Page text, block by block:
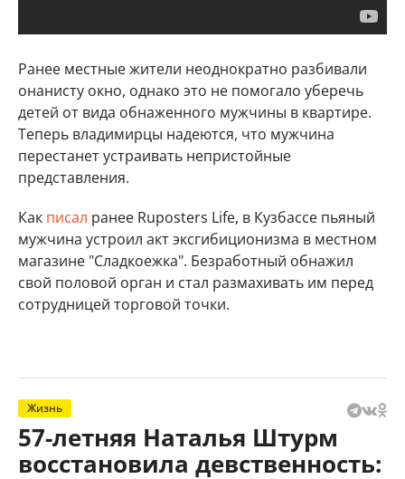
Ранее местные жители неоднократно разбивали
онанисту окно, однако это не помогало уберечь
детей от вида обнаженного мужчины в квартире.
Теперь владимирцы надеются, что мужчина
перестанет устраивать непристойные
представления.
Как писал ранее Ruposters Life, в Кузбассе пьяный
мужчина устроил акт эксгибиционизма в местном
магазине "Сладкоежка". Безработный обнажил
свой половой орган и стал размахивать им перед
сотрудницей торговой точки.
Жизнь
57-летняя Наталья Штурм
восстановила девственность: